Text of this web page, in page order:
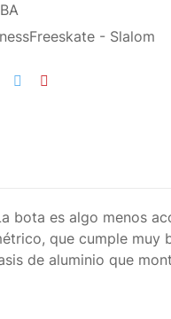
Freeskate - Slalom
bota es algo menos
que cumple muy
de aluminio que